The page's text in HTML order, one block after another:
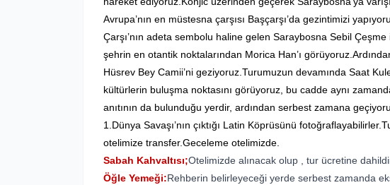
Avrupa’nın en müstesna çarşısı Başçarşı’da gezintimizi
Çarşı’nın adeta sembolu haline gelen Saraybosna Sebil
şehrin en otantik noktalarından Morica Han’ı
Hüsrev Bey Camii’ni geziyoruz.Turumuzun devamında Saat
kültürlerin buluşma noktasını görüyoruz, bu cadde aynı
anıtının da bulunduğu yerdir, ardından serbest zamana
1.Dünya Savaşı’nın çıktığı Latin Köprüsünü
otelimize transfer.Geceleme otelimizde.
Sabah Kahvaltısı;Otelimizde alınacak olup , tur ücretine
Öğle Yemeği:Rehberin belirleyeceği yerde serbest zamanda